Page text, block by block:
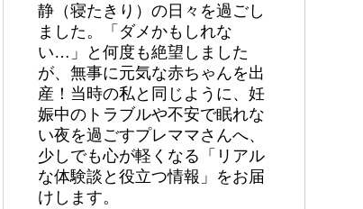
静（寝たきり）の日々を過ごし
ました。「ダメかもしれな
い…」と何度も絶望しました
が、無事に元気な赤ちゃんを出
産！当時の私と同じように、妊
娠中のトラブルや不安で眠れな
い夜を過ごすプレママさんへ、
少しでも心が軽くなる「リアル
な体験談と役立つ情報」をお届
けします。